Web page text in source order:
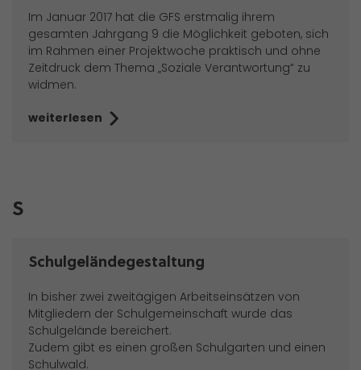
Im Januar 2017 hat die GFS erstmalig ihrem
gesamten Jahrgang 9 die Möglichkeit geboten, sich
im Rahmen einer Projektwoche praktisch und ohne
Zeitdruck dem Thema „Soziale Verantwortung“ zu
widmen.
weiterlesen
S
Schulgeländegestaltung
In bisher zwei zweitägigen Arbeitseinsätzen von
Mitgliedern der Schulgemeinschaft wurde das
Schulgelände bereichert.
Zudem gibt es einen großen Schulgarten und einen
Schulwald.